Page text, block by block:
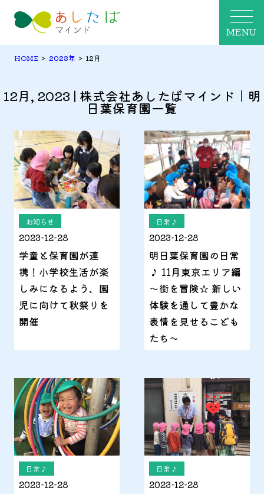
MENU
HOME > 2023年 > 12月
12月, 2023 | 株式会社あしたばマインド｜明
日葉保育園一覧
お知らせ
2023-12-28
学童と保育園が連
携！小学校生活が楽
しみになるよう、園
児に向けて秋祭りを
開催
日常♪
2023-12-28
明日葉保育園の日常
♪ 11月東京エリア編
～街を冒険☆ 新しい
体験を通して豊かな
表情を見せるこども
たち～
日常♪
2023-12-28
日常♪
2023-12-28